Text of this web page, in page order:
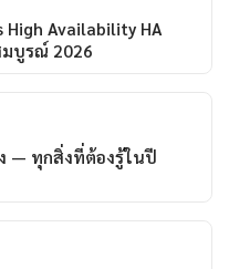
High Availability HA
บูรณ์ 2026
— ทุกสิ่งที่ต้องรู้ในปี